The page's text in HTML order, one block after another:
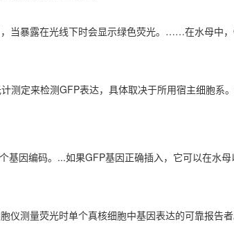
当暴露在光线下时会显示绿色荧光。……在水母中
测定来检测GFP表达，具体取决于所用宿主细胞系
因编码。...如果GFP基因正确插入，它可以在水
测量荧光时单个真核细胞中基因表达的可靠报告者